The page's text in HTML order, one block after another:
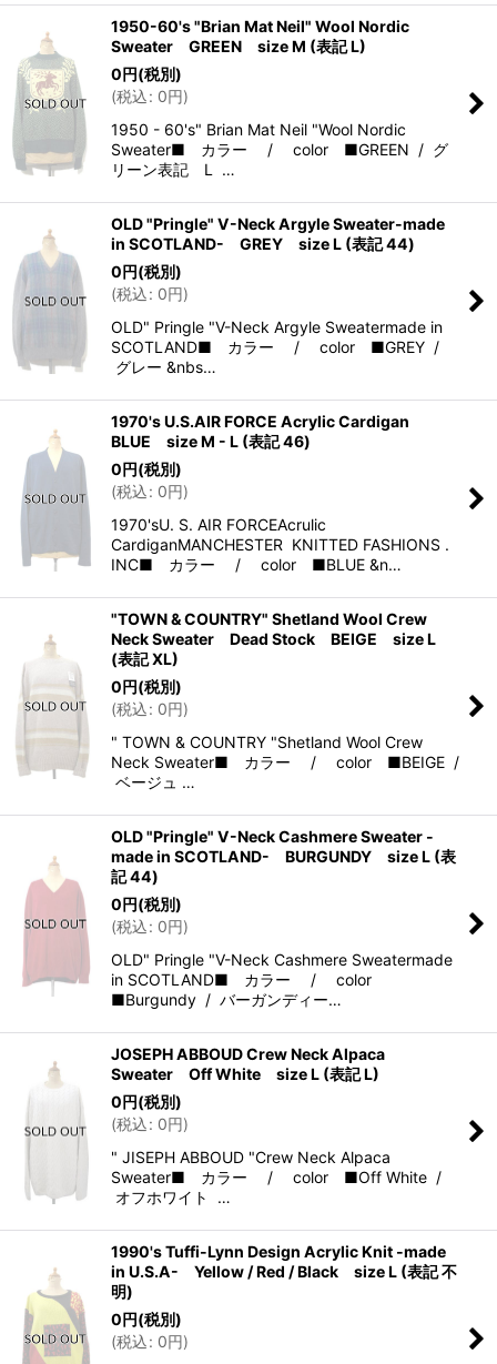
1950-60's "Brian Mat Neil" Wool Nordic
Sweater GREEN size M (表記 L)
0円(税別)
(税込: 0円)
1950 - 60's" Brian Mat Neil "Wool Nordic
Sweater■ カラー / color ■GREEN / グ
リーン表記 L …
OLD "Pringle" V-Neck Argyle Sweater-made
in SCOTLAND- GREY size L (表記 44)
0円(税別)
(税込: 0円)
OLD" Pringle "V-Neck Argyle Sweatermade in
SCOTLAND■ カラー / color ■GREY /
グレー &nbs…
1970's U.S.AIR FORCE Acrylic Cardigan
BLUE size M - L (表記 46)
0円(税別)
(税込: 0円)
1970'sU. S. AIR FORCEAcrulic
CardiganMANCHESTER KNITTED FASHIONS .
INC■ カラー / color ■BLUE &n…
"TOWN & COUNTRY" Shetland Wool Crew
Neck Sweater Dead Stock BEIGE size L
(表記 XL)
0円(税別)
(税込: 0円)
" TOWN & COUNTRY "Shetland Wool Crew
Neck Sweater■ カラー / color ■BEIGE /
ベージュ …
OLD "Pringle" V-Neck Cashmere Sweater -
made in SCOTLAND- BURGUNDY size L (表
記 44)
0円(税別)
(税込: 0円)
OLD" Pringle "V-Neck Cashmere Sweatermade
in SCOTLAND■ カラー / color
■Burgundy / バーガンディー…
JOSEPH ABBOUD Crew Neck Alpaca
Sweater Off White size L (表記 L)
0円(税別)
(税込: 0円)
" JISEPH ABBOUD "Crew Neck Alpaca
Sweater■ カラー / color ■Off White /
オフホワイト …
1990's Tuffi-Lynn Design Acrylic Knit -made
in U.S.A- Yellow / Red / Black size L (表記 不
明)
0円(税別)
(税込: 0円)